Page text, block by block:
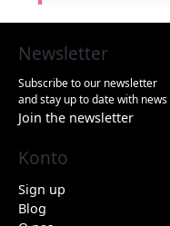
Newsletter
Subscribe to our newsletter
and stay up to date with
Join the newsletter
Konto
Sign up
Blog